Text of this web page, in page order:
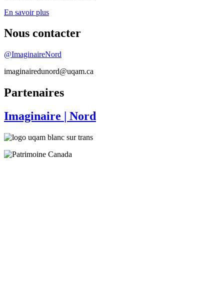
En savoir plus
Nous contacter
@ImaginaireNord
imaginairedunord@uqam.ca
Partenaires
Imaginaire
| Nord